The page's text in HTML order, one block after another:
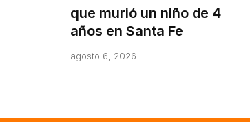
que murió un niño de 4
años en Santa Fe
agosto 6, 2026